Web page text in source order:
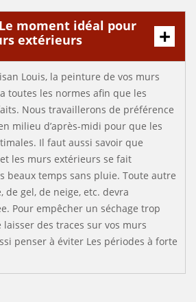
moment idéal pour
extérieurs
Louis, la peinture de vos murs
toutes les normes afin que les
Nous travaillerons de préférence
milieu d’après-midi pour que les
Il faut aussi savoir que
les murs extérieurs se fait
beaux temps sans pluie. Toute autre
de gel, de neige, etc. devra
Pour empêcher un séchage trop
des traces sur vos murs
penser à éviter Les périodes à forte